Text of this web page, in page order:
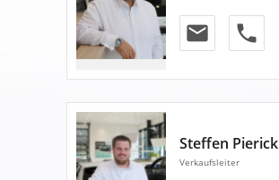
email phone
Steffen Pierick
Verkaufsleiter